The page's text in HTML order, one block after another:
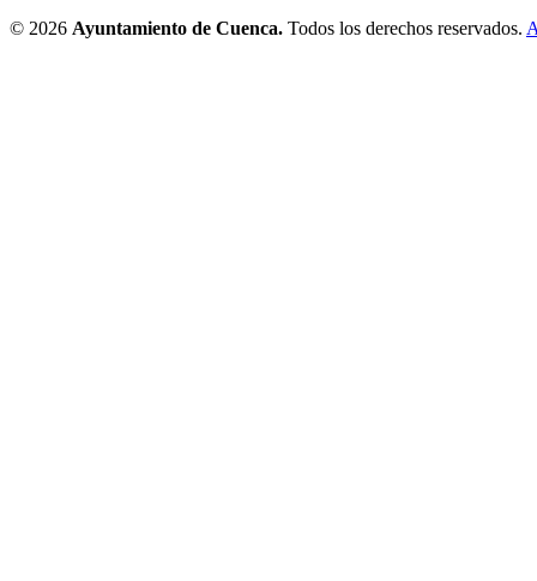
© 2026 Ayuntamiento de Cuenca. Todos los derechos reservados.